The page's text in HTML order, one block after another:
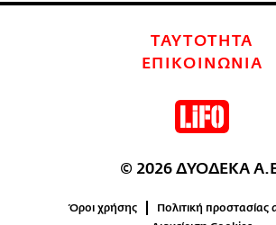
ΤΑΥΤΟΤΗΤΑ
ΕΠΙΚΟΙΝΩΝΙΑ
© 2026 ΔΥΟΔΕΚΑ
Όροι χρήσης
Πολιτική προστασίας